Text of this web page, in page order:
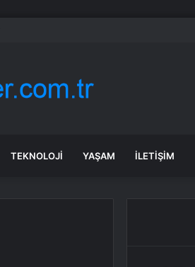
TEKNOLOJI YAŞAM İLETIŞIM